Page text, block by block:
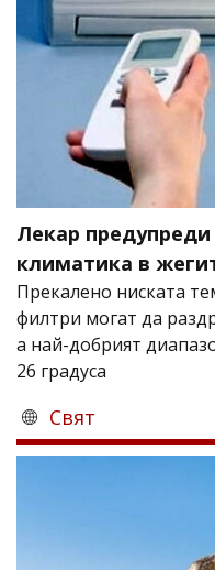
Лекар
климатика в
Прекалено ниската
филтри могат да
а най-добрият
26 градуса
Свят